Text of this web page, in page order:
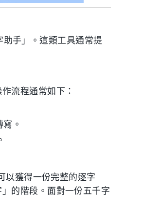
手」。這類工具通常提
流程通常如下：
。
以獲得一份完整的逐字
的階段。面對一份五千字